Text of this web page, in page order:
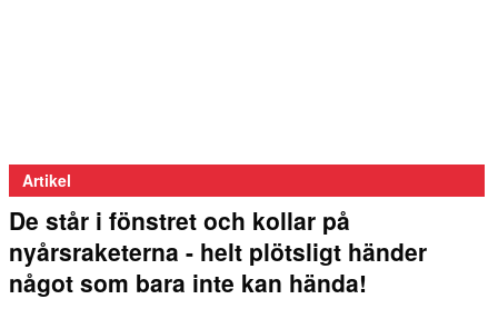
Artikel
De står i fönstret och kollar på
nyårsraketerna - helt plötsligt händer
något som bara inte kan hända!